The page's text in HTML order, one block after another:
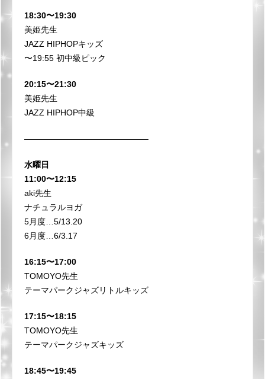
18:30〜19:30
美姫先生
JAZZ HIPHOPキッズ
〜19:55 初中級ピック
20:15〜21:30
美姫先生
JAZZ HIPHOP中級
———————————————
水曜日
11:00〜12:15
aki先生
ナチュラルヨガ
5月度…5/13.20
6月度…6/3.17
16:15〜17:00
TOMOYO先生
テーマパークジャズリトルキッズ
17:15〜18:15
TOMOYO先生
テーマパークジャズキッズ
18:45〜19:45